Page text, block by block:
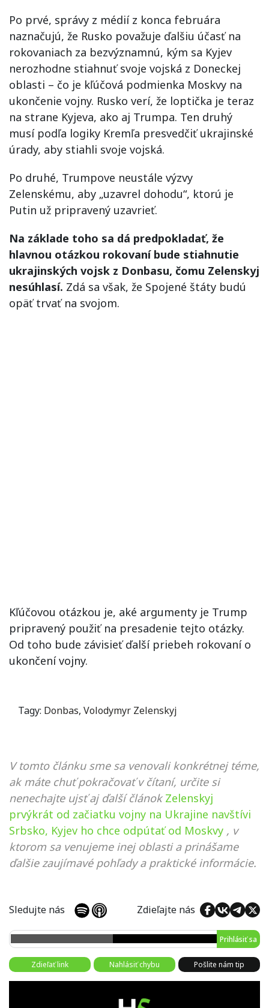
Po prvé, správy z médií z konca februára
naznačujú, že Rusko považuje ďalšiu účasť na
rokovaniach za bezvýznamnú, kým sa Kyjev
nerozhodne stiahnuť svoje vojská z Doneckej
oblasti – čo je kľúčová podmienka Moskvy na
ukončenie vojny. Rusko verí, že loptička je teraz
na strane Kyjeva, ako aj Trumpa. Ten druhý
musí podľa logiky Kremľa presvedčiť ukrajinské
úrady, aby stiahli svoje vojská.
Po druhé, Trumpove neustále výzvy
Zelenskému, aby „uzavrel dohodu“, ktorú je
Putin už pripravený uzavrieť.
Na základe toho sa dá predpokladať, že
hlavnou otázkou rokovaní bude stiahnutie
ukrajinských vojsk z Donbasu, čomu Zelenskyj
nesúhlasí. Zdá sa však, že Spojené štáty budú
opäť trvať na svojom.
Kľúčovou otázkou je, aké argumenty je Trump
pripravený použiť na presadenie tejto otázky.
Od toho bude závisieť ďalší priebeh rokovaní o
ukončení vojny.
Tagy: Donbas, Volodymyr Zelenskyj
V tomto článku sme sa venovali konkrétnej téme,
ak máte chuť pokračovať v čítaní, určite si
nenechajte ujsť aj ďalší článok Zelenskyj
prvýkrát od začiatku vojny na Ukrajine navštívi
Srbsko, Kyjev ho chce odpútať od Moskvy , v
ktorom sa venujeme inej oblasti a prinášame
ďalšie zaujímavé pohľady a praktické informácie.
Sledujte nás Zdieľajte nás
Prihlásiť sa
Zdieľať link Nahlásiť chybu Pošlite nám tip